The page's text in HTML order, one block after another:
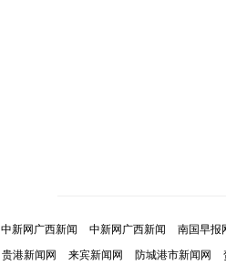
中新网广西新闻 中新网广西新闻 南国早报
贵港新闻网 来宾新闻网 防城港市新闻网